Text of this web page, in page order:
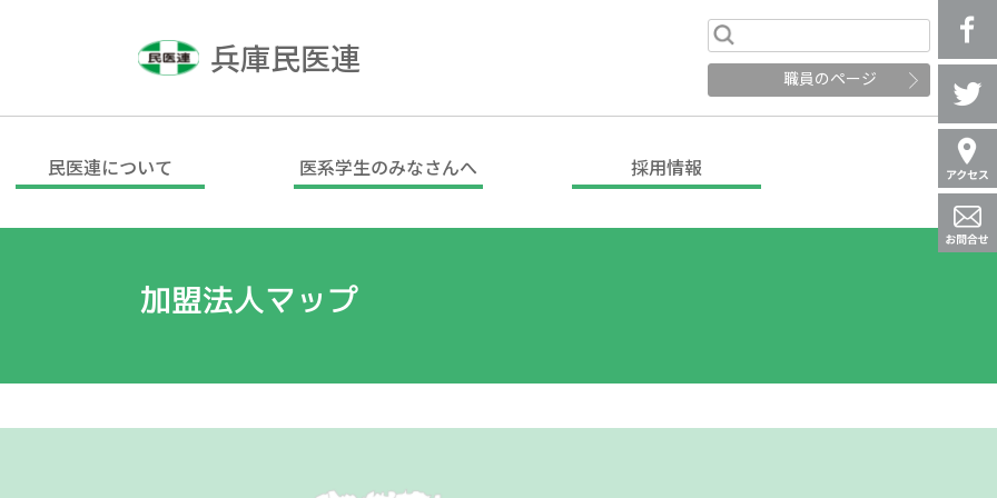
兵庫民医連 職員のページ
民医連について 医系学生のみなさんへ 採用情報
加盟法人マップ